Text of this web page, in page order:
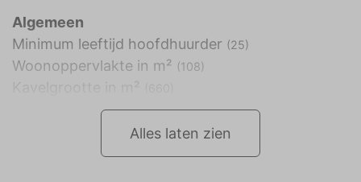
Algemeen
Minimum leeftijd hoofdhuurder (25)
Woonoppervlakte in m² (108)
Alles laten zien